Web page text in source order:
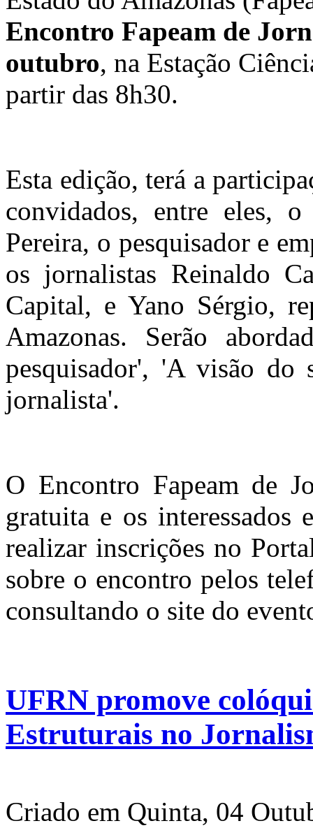
Encontro Fapeam de
outubro, na Estação
partir das 8h30.
Esta edição, terá a
convidados, entre eles,
Pereira, o pesquisador e
os jornalistas Reinaldo
Capital, e Yano Sérgio,
Amazonas. Serão
pesquisador', 'A visão
jornalista'.
O Encontro Fapeam de
gratuita e os interessados
realizar inscrições no
sobre o encontro pelos
consultando o site do
UFRN promove
Estruturais no
Criado em Quinta, 04